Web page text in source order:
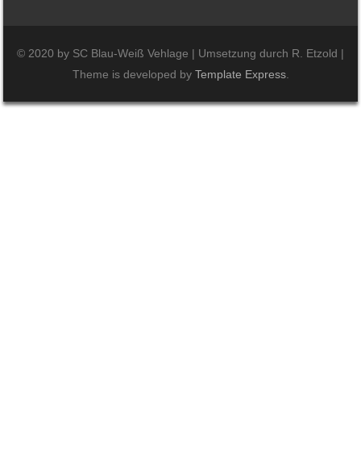
© 2020 by SC Blau-Weiß Vehlage | Umsetzung durch R. Etzold |
Theme is developed by Template Express.